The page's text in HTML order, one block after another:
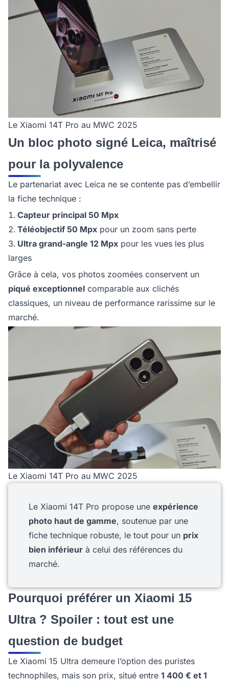
Le Xiaomi 14T Pro au MWC 2025
Un bloc photo signé Leica, maîtrisé
pour la polyvalence
Le partenariat avec Leica ne se contente pas d’embellir
la fiche technique :
Capteur principal 50 Mpx
Téléobjectif 50 Mpx pour un zoom sans perte
Ultra grand-angle 12 Mpx pour les vues les plus
larges
Grâce à cela, vos photos zoomées conservent un
piqué exceptionnel comparable aux clichés
classiques, un niveau de performance rarissime sur le
marché.
Le Xiaomi 14T Pro au MWC 2025
Le Xiaomi 14T Pro propose une expérience
photo haut de gamme, soutenue par une
fiche technique robuste, le tout pour un prix
bien inférieur à celui des références du
marché.
Pourquoi préférer un Xiaomi 15
Ultra ? Spoiler : tout est une
question de budget
Le Xiaomi 15 Ultra demeure l’option des puristes
technophiles, mais son prix, situé entre 1 400 € et 1